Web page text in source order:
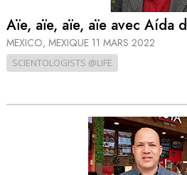
Aïe, aïe, aïe, aïe avec Aída
MEXICO, MEXIQUE 11 MARS 2022
SCIENTOLOGISTS @LIFE